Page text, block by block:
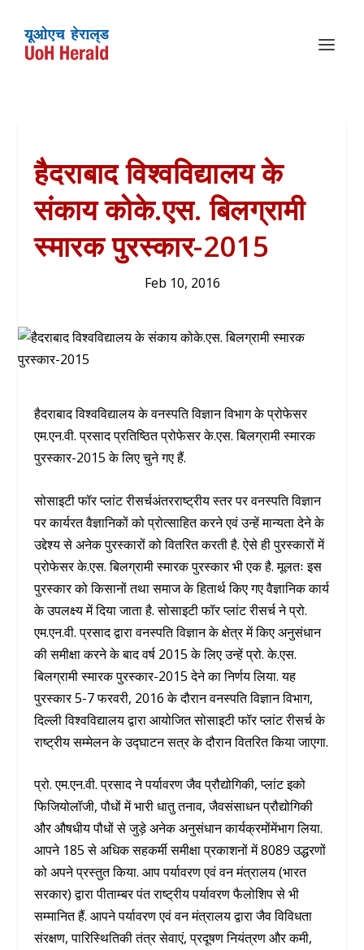
हैदराबाद विश्वविद्यालय के
संकाय कोके.एस. बिलग्रामी
स्मारक पुरस्कार-2015
Feb 10, 2016
हैदराबाद विश्वविद्यालय के वनस्पति विज्ञान विभाग के प्रोफेसर
एम.एन.वी. प्रसाद प्रतिष्ठित प्रोफेसर के.एस. बिलग्रामी स्मारक
पुरस्कार-2015 के लिए चुने गए हैं.
सोसाइटी फॉर प्लांट रीसर्चअंतरराष्ट्रीय स्तर पर वनस्पति विज्ञान
पर कार्यरत वैज्ञानिकों को प्रोत्साहित करने एवं उन्हें मान्यता देने के
उद्देश्य से अनेक पुरस्कारों को वितरित करती है. ऐसे ही पुरस्कारों में
प्रोफेसर के.एस. बिलग्रामी स्मारक पुरस्कार भी एक है. मूलतः इस
पुरस्कार को किसानों तथा समाज के हितार्थ किए गए वैज्ञानिक कार्य
के उपलक्ष्य में दिया जाता है. सोसाइटी फॉर प्लांट रीसर्च ने प्रो.
एम.एन.वी. प्रसाद द्वारा वनस्पति विज्ञान के क्षेत्र में किए अनुसंधान
की समीक्षा करने के बाद वर्ष 2015 के लिए उन्हें प्रो. के.एस.
बिलग्रामी स्मारक पुरस्कार-2015 देने का निर्णय लिया. यह
पुरस्कार 5-7 फरवरी, 2016 के दौरान वनस्पति विज्ञान विभाग,
दिल्ली विश्वविद्यालय द्वारा आयोजित सोसाइटी फॉर प्लांट रीसर्च के
राष्ट्रीय सम्मेलन के उद्घाटन सत्र के दौरान वितरित किया जाएगा.
प्रो. एम.एन.वी. प्रसाद ने पर्यावरण जैव प्रौद्योगिकी, प्लांट इको
फिजियोलॉजी, पौधों में भारी धातु तनाव, जैवसंसाधन प्रौद्योगिकी
और औषधीय पौधों से जुड़े अनेक अनुसंधान कार्यक्रमोंमेंभाग लिया.
आपने 185 से अधिक सहकर्मी समीक्षा प्रकाशनों में 8089 उद्धरणों
को अपने प्रस्तुत किया. आप पर्यावरण एवं वन मंत्रालय (भारत
सरकार) द्वारा पीताम्बर पंत राष्ट्रीय पर्यावरण फैलोशिप से भी
सम्मानित हैं. आपने पर्यावरण एवं वन मंत्रालय द्वारा जैव विविधता
संरक्षण, पारिस्थितिकी तंत्र सेवाएं, प्रदूषण नियंत्रण और कमी,